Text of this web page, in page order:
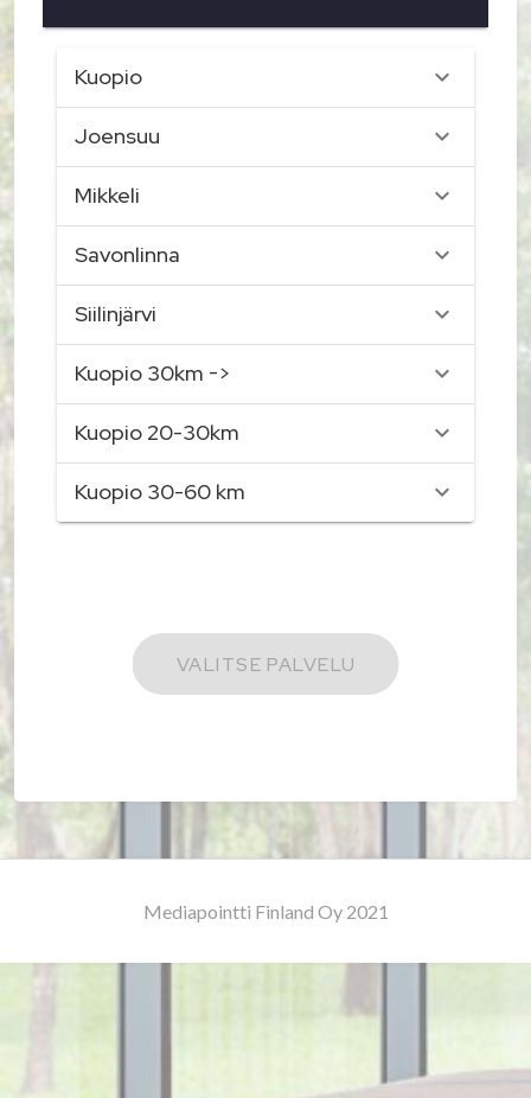
Mediapointti Finland Oy 2021